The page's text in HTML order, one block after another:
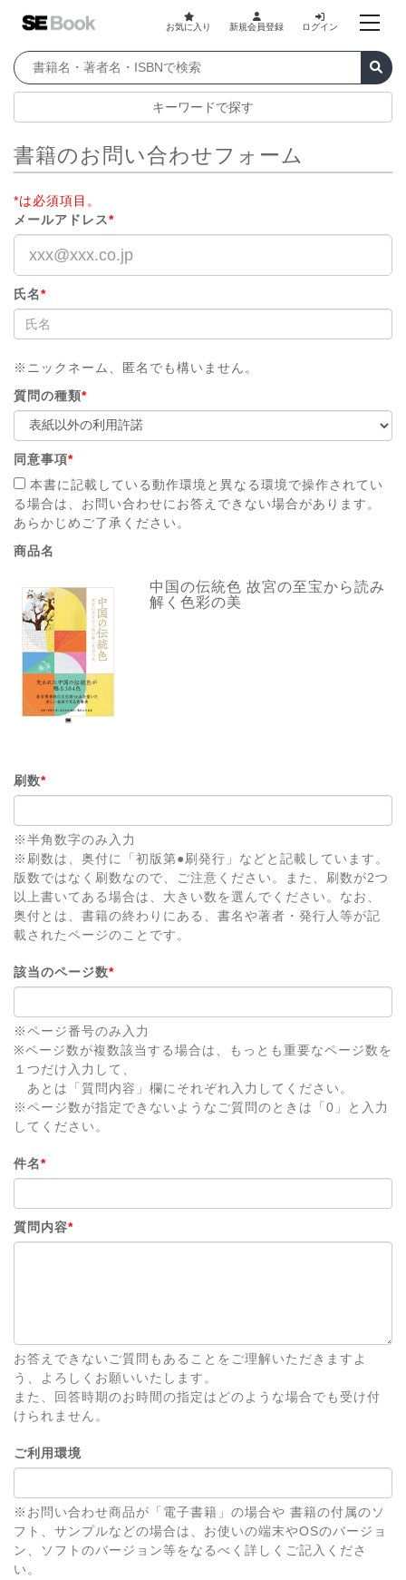
お気に入り 新規会員登録 ログイン
キーワードで探す
書籍のお問い合わせフォーム
*は必須項目。
メールアドレス*
氏名*
※ニックネーム、匿名でも構いません。
質問の種類*
同意事項*
本書に記載している動作環境と異なる環境で操作されてい
る場合は、お問い合わせにお答えできない場合があります。
あらかじめご了承ください。
商品名
中国の伝統色 故宮の至宝から読み
解く色彩の美
刷数*
※半角数字のみ入力
※刷数は、奥付に「初版第●刷発行」などと記載しています。
版数ではなく刷数なので、ご注意ください。また、刷数が2つ
以上書いてある場合は、大きい数を選んでください。なお、
奥付とは、書籍の終わりにある、書名や著者・発行人等が記
載されたページのことです。
該当のページ数*
※ページ番号のみ入力
※ページ数が複数該当する場合は、もっとも重要なページ数を
１つだけ入力して、
あとは「質問内容」欄にそれぞれ入力してください。
※ページ数が指定できないようなご質問のときは「0」と入力
してください。
件名*
質問内容*
お答えできないご質問もあることをご理解いただきますよ
う、よろしくお願いいたします。
また、回答時期のお時間の指定はどのような場合でも受け付
けられません。
ご利用環境
※お問い合わせ商品が「電子書籍」の場合や 書籍の付属のソ
フト、サンプルなどの場合は、お使いの端末やOSのバージョ
ン、ソフトのバージョン等をなるべく詳しくご記入くださ
い。